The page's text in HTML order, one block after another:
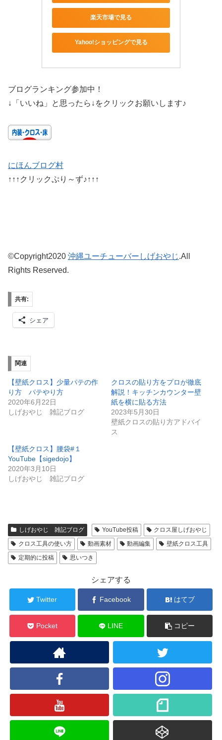
楽天市場で見る
Yahoo!ショッピングで見る
ブログランキング参加中！
↓「いいね」と思ったら↓をクリックお願いします♪
にほんブログ村
↑↑↑クリックぷり～ず♪↑↑↑
©Copyright2020 沖縄ユーチューバーしげおやじ.All
Rights Reserved.
共有:
シェア
関連
【壁紙クロス】少量パテの作
り方 パテやり方
2020年6月22日
しげおやじ 雑記ブログ
クロスの貼り方をプロが徹底
解説！キッチンカウンター壁
紙を横に貼る方法
2023年5月30日
壁紙クロスの貼り方アドバイ
ス
【壁紙クロス】腰袋#１
YouTube【sigedojo】
2020年3月10日
しげおやじ 雑記ブログ
しげおやじ 雑記ブログ YouTube投稿
クロス屋しげおやじ
クロス工具の使い方
動画素材 動画編集
壁紙クロス工具
定期的に投稿
思いつき
シェアする
Twitter Facebook はてブ
Pocket LINE コピー